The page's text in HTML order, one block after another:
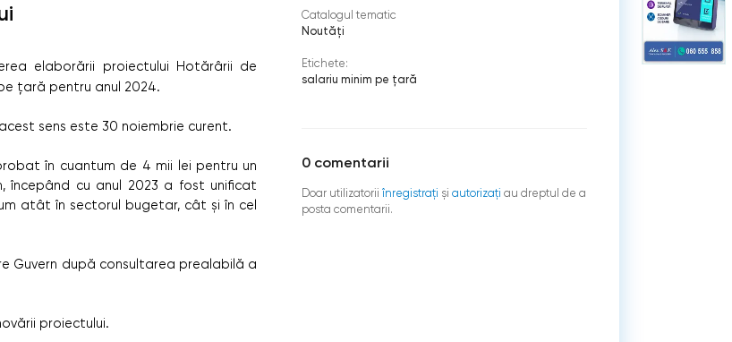
elaborării proiectului Hotărârii de
țară pentru anul 2024.
sens este 30 noiembrie curent.
în cuantum de 4 mii lei pentru un
începând cu anul 2023 a fost unificat
atât în sectorul bugetar, cât și în cel
Guvern după consultarea prealabilă a
proiectului.
Catalogul tematic
Noutăți
Etichete:
salariu minim pe țară
0 comentarii
Doar utilizatorii înregistraţi şi autorizați au dreptul de a
posta comentarii.